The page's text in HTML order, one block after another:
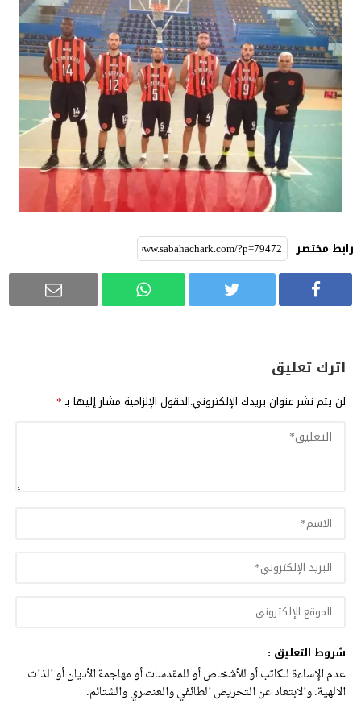
رابط مختصر
اترك تعليق
لن يتم نشر عنوان بريدك الإلكتروني.الحقول الإلزامية مشار إليها بـ*
شروط التعليق :
عدم الإساءة للكاتب أو للأشخاص أو للمقدسات أو مهاجمة الأديان أو الذات
الالهية. والابتعاد عن التحريض الطائفي والعنصري والشتائم.